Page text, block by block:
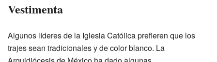
Vestimenta
Algunos líderes de la Iglesia Católica prefieren que los
trajes sean tradicionales y de color blanco. La